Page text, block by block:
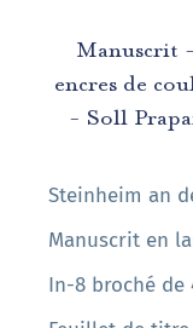
Manuscrit
encres de
- Soll
Steinheim an
Manuscrit en
In-8 broché de